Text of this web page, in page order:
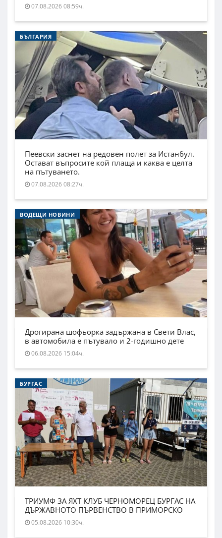
07.08.2026 08:59ч.
БЪЛГАРИЯ
Пеевски заснет на редовен полет за Истанбул.
Остават въпросите кой плаща и каква е целта
на пътуването.
07.08.2026 08:27ч.
ВОДЕЩИ НОВИНИ
Дрогирана шофьорка задържана в Свети Влас,
в автомобила е пътувало и 2-годишно дете
06.08.2026 15:04ч.
БУРГАС
ТРИУМФ ЗА ЯХТ КЛУБ ЧЕРНОМОРЕЦ БУРГАС НА
ДЪРЖАВНОТО ПЪРВЕНСТВО В ПРИМОРСКО
05.08.2026 10:30ч.